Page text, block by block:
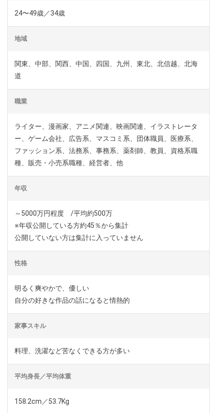
24〜49歳／34歳
地域
関東、中部、関西、中国、四国、九州、東北、北信越、北海
道
職業
ライター、漫画家、アニメ関連、映画関連、イラストレータ
ー、ゲーム会社、広告系、マスコミ系、団体職員、医療系、
ファッション系、法務系、事務系、薬剤師、教員、資格系職
種、販売・小売系職種、経営者、他
年収
～5000万円程度 /平均約500万
※年収公開している方約45％から集計
公開していない方は集計に入っていません
性格
明るく爽やかで、優しい
自分の好きな作品の話になると情熱的
家事スキル
料理、洗濯など苦なくできる方が多い
平均身長／平均体重
158.2cm／53.7Kg